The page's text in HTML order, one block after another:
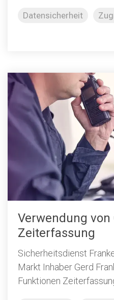
Datensicherheit
Verwendung von
Zeiterfassung
Sicherheitsdienst
Markt Inhaber Gerd
Funktionen